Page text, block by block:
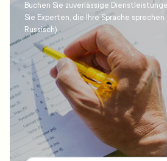
Buchen Sie zuverlässige
Sie Experten, die Ihre Sprache sprechen
Russisch)